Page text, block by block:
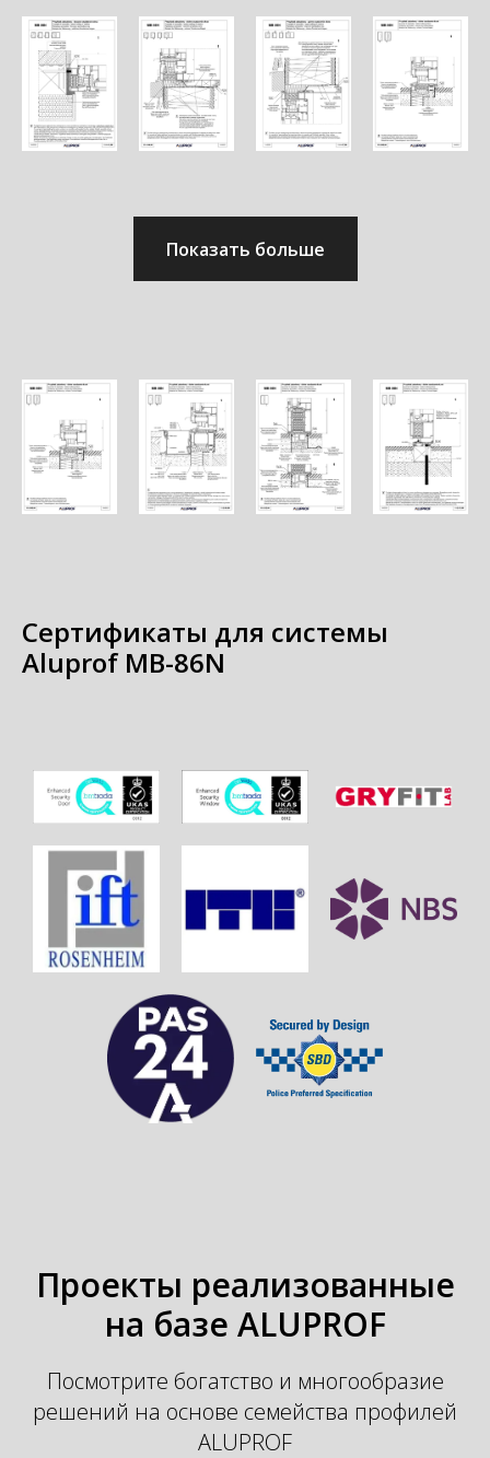
Показать больше
Сертификаты для системы
Aluprof MB-86N
Проекты реализованные
на базе ALUPROF
Посмотрите богатство и многообразие
решений на основе семейства профилей
ALUPROF